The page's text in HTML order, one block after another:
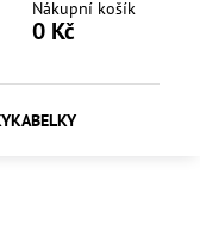
Nákupní košík
0 Kč
KABELKY